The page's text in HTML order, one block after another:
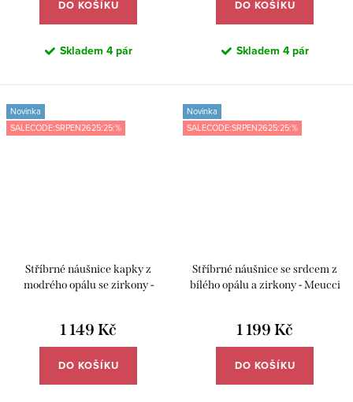
DO KOŠÍKU
Skladem 4 pár
DO KOŠÍKU
Skladem 4 pár
Novinka
SALECODE:SRPEN2625:25:%
Stříbrné náušnice kapky z
modrého opálu se zirkony -
1 149 Kč
DO KOŠÍKU
Novinka
SALECODE:SRPEN2625:25:%
Stříbrné náušnice se srdcem z
bílého opálu a zirkony - Meucci
1 199 Kč
DO KOŠÍKU